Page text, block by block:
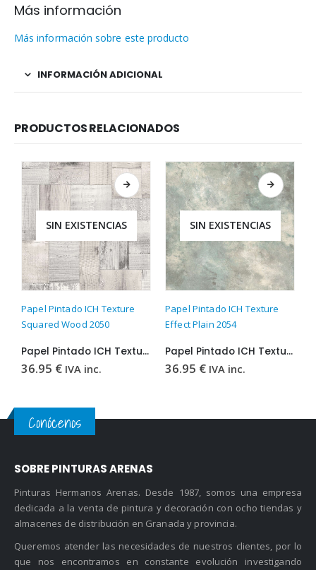
Más información
Más información sobre este producto
INFORMACIÓN ADICIONAL
PRODUCTOS RELACIONADOS
SIN EXISTENCIAS
Este producto tiene múltiples variantes. Las opciones se pueden elegir en la página de producto
Papel Pintado ICH Texture
Squared Wood 2050
Papel Pintado ICH Texture Squared Wood 2050
36.95 € IVA inc.
SIN EXISTENCIAS
Este producto tiene múltiples variantes. Las opciones se pueden elegir en la página de producto
Papel Pintado ICH Texture
Effect Plain 2054
Papel Pintado ICH Texture Effect Plain 2054
36.95 € IVA inc.
Conócenos
SOBRE PINTURAS ARENAS
Pinturas Hermanos Arenas. Desde 1987, somos una empresa
dedicada a la venta de pintura y decoración con ocho tiendas y
almacenes de distribución en Granada y provincia.
Queremos atender las necesidades de nuestros clientes, por lo
que nos encontramos en constante evolución investigando